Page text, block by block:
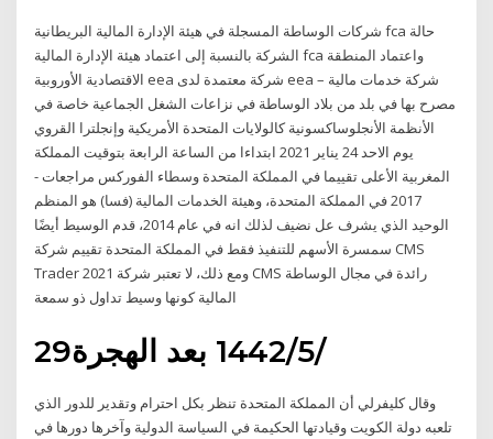
شركات الوساطة المسجلة في هيئة الإدارة المالية البريطانية fca حالة
الشركة بالنسبة إلى اعتماد هيئة الإدارة المالية fca واعتماد المنطقة
الاقتصادية الأوروبية eea شركة معتمدة لدى eea – شركة خدمات مالية
مصرح بها في بلد من بلاد الوساطة في نزاعات الشغل الجماعية خاصة في
الأنظمة الأنجلوساكسونية كالولايات المتحدة الأمريكية وإنجلترا القروي
يوم الاحد 24 يناير 2021 ابتداءا من الساعة الرابعة بتوقيت المملكة
المغربية الأعلى تقييما في المملكة المتحدة وسطاء الفوركس مراجعات -
2017 في المملكة المتحدة، وهيئة الخدمات المالية (فسا) هو المنظم
الوحيد الذي يشرف عل نضيف لذلك انه في عام 2014، قدم الوسيط أيضًا
سمسرة الأسهم للتنفيذ فقط في المملكة المتحدة تقييم شركة CMS
Trader 2021 ومع ذلك، لا تعتبر شركة CMS رائدة في مجال الوساطة
المالية كونها وسيط تداول ذو سمعة
29‏‏/5‏‏/1442 بعد الهجرة
وقال كليفرلي أن المملكة المتحدة تنظر بكل احترام وتقدير للدور الذي
تلعبه دولة الكويت وقيادتها الحكيمة في السياسة الدولية وآخرها دورها في